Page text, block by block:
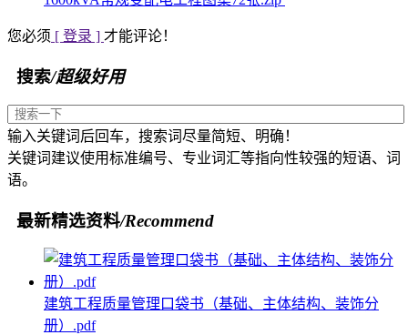
您必须 [ 登录 ] 才能评论！
搜索/超级好用
输入关键词后回车，搜索词尽量简短、明确！
关键词建议使用标准编号、专业词汇等指向性较强的短语、词
语。
最新精选资料/Recommend
建筑工程质量管理口袋书（基础、主体结构、装饰分
册）.pdf